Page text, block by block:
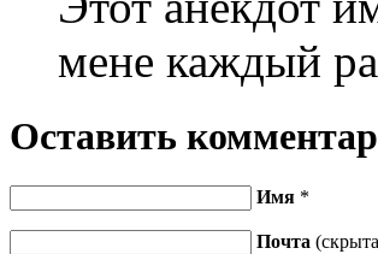
мене каждый
Оставить
Имя *
Почта